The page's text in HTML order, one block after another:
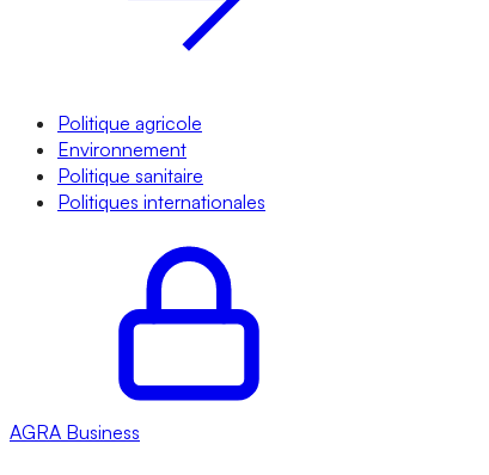
Politique agricole
Environnement
Politique sanitaire
Politiques internationales
AGRA Business